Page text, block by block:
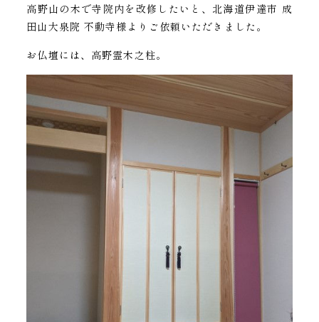
高野山の木で寺院内を改修したいと、北海道伊達市 成
田山大泉院 不動寺様よりご依頼いただきました。
お仏壇には、高野霊木之柱。